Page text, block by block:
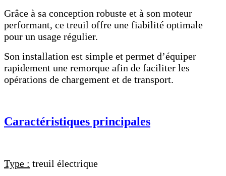
Grâce à sa conception robuste et à son moteur
performant, ce treuil offre une fiabilité optimale
pour un usage régulier.
Son installation est simple et permet d’équiper
rapidement une remorque afin de faciliter les
opérations de chargement et de transport.
Caractéristiques principales
Type : treuil électrique